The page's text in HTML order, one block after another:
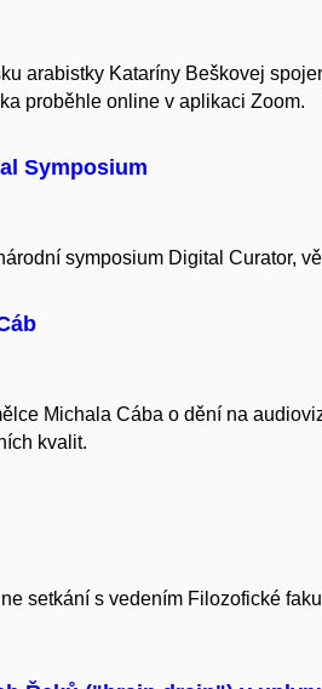
arabistky Kataríny Beškovej
proběhle online v aplikaci Zoom.
Symposium
symposium Digital Curator,
Michala Cába o dění na
kvalit.
setkání s vedením Filozofické